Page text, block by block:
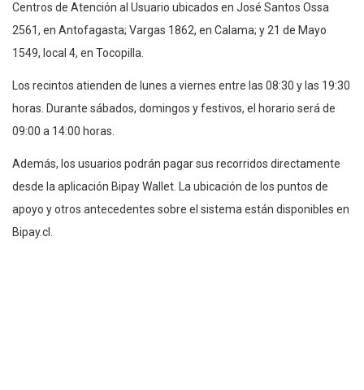
Centros de Atención al Usuario ubicados en José Santos Ossa
2561, en Antofagasta; Vargas 1862, en Calama; y 21 de Mayo
1549, local 4, en Tocopilla.
Los recintos atienden de lunes a viernes entre las 08:30 y las 19:30
horas. Durante sábados, domingos y festivos, el horario será de
09:00 a 14:00 horas.
Además, los usuarios podrán pagar sus recorridos directamente
desde la aplicación Bipay Wallet. La ubicación de los puntos de
apoyo y otros antecedentes sobre el sistema están disponibles en
Bipay.cl.